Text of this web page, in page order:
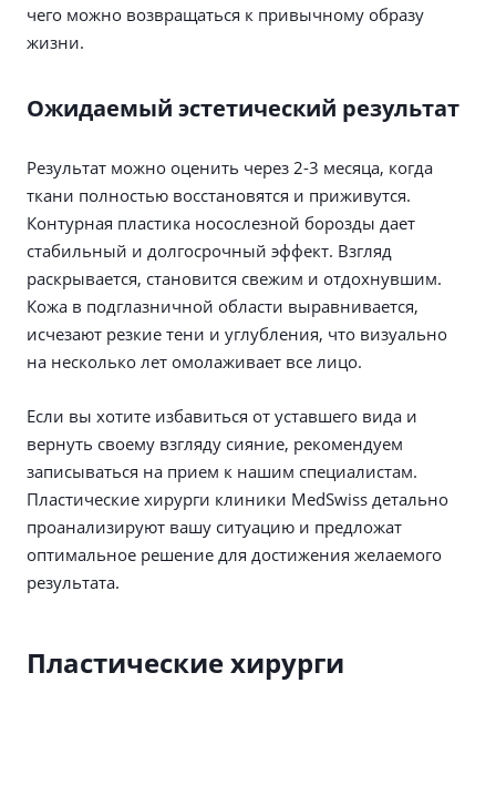
чего можно возвращаться к привычному образу
жизни.
Ожидаемый эстетический результат
Результат можно оценить через 2-3 месяца, когда
ткани полностью восстановятся и приживутся.
Контурная пластика носослезной борозды дает
стабильный и долгосрочный эффект. Взгляд
раскрывается, становится свежим и отдохнувшим.
Кожа в подглазничной области выравнивается,
исчезают резкие тени и углубления, что визуально
на несколько лет омолаживает все лицо.
Если вы хотите избавиться от уставшего вида и
вернуть своему взгляду сияние, рекомендуем
записываться на прием к нашим специалистам.
Пластические хирурги клиники MedSwiss детально
проанализируют вашу ситуацию и предложат
оптимальное решение для достижения желаемого
результата.
Пластические хирурги